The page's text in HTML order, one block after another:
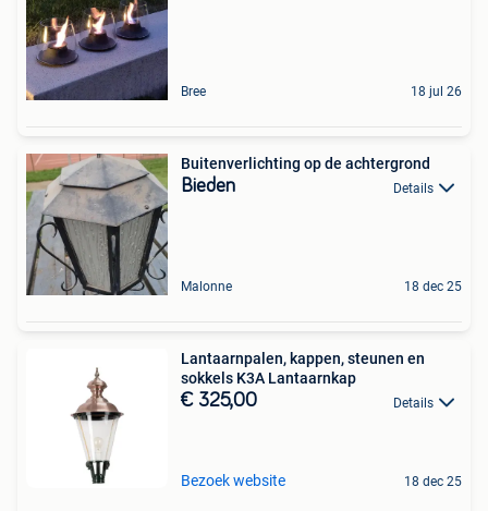
Bree 18 jul 26
Buitenverlichting op de achtergrond
Bieden Details
Malonne 18 dec 25
Lantaarnpalen, kappen, steunen en
sokkels K3A Lantaarnkap
€ 325,00 Details
Bezoek website 18 dec 25